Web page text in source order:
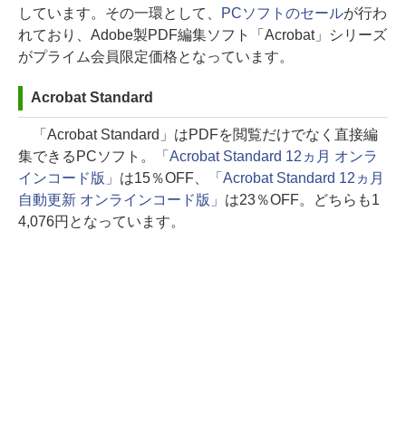
しています。その一環として、
PCソフトのセールが行わ
れており、Adobe製PDF編集ソフト「Acrobat」シリーズ
がプライム会員限定価格となっています。
Acrobat Standard
「Acrobat Standard」はPDFを閲覧だけでなく直接編
集できるPCソフト。
「Acrobat Standard 12ヵ月 オンラ
インコード版」 は15％OFF、
「Acrobat Standard 12ヵ月
自動更新 オンラインコード版」 は23％OFF。どちらも1
4,076円となっています。